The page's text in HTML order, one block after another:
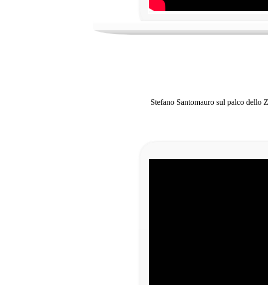
Stefano Santomauro sul palco dello